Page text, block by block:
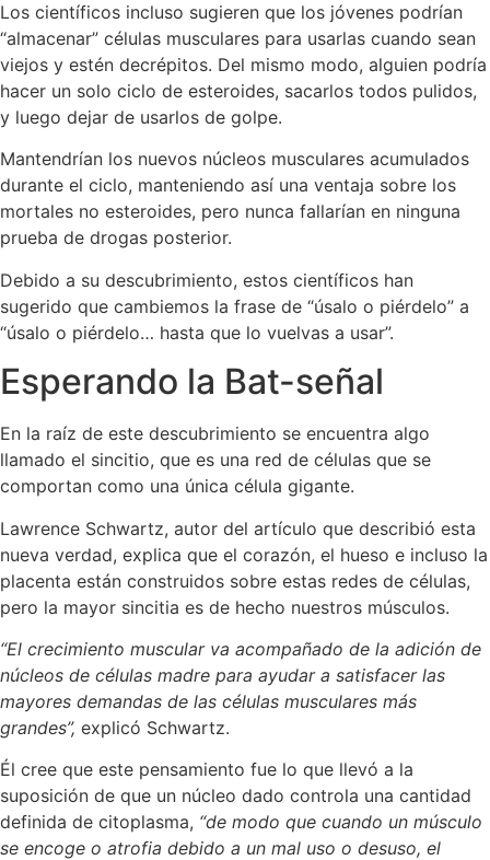
Los científicos incluso sugieren que los jóvenes podrían
“almacenar” células musculares para usarlas cuando sean
viejos y estén decrépitos. Del mismo modo, alguien podría
hacer un solo ciclo de esteroides, sacarlos todos pulidos,
y luego dejar de usarlos de golpe.
Mantendrían los nuevos núcleos musculares acumulados
durante el ciclo, manteniendo así una ventaja sobre los
mortales no esteroides, pero nunca fallarían en ninguna
prueba de drogas posterior.
Debido a su descubrimiento, estos científicos han
sugerido que cambiemos la frase de “úsalo o piérdelo” a
“úsalo o piérdelo… hasta que lo vuelvas a usar”.
Esperando la Bat-señal
En la raíz de este descubrimiento se encuentra algo
llamado el sincitio, que es una red de células que se
comportan como una única célula gigante.
Lawrence Schwartz, autor del artículo que describió esta
nueva verdad, explica que el corazón, el hueso e incluso la
placenta están construidos sobre estas redes de células,
pero la mayor sincitia es de hecho nuestros músculos.
“El crecimiento muscular va acompañado de la adición de
núcleos de células madre para ayudar a satisfacer las
mayores demandas de las células musculares más
grandes”, explicó Schwartz.
Él cree que este pensamiento fue lo que llevó a la
suposición de que un núcleo dado controla una cantidad
definida de citoplasma, “de modo que cuando un músculo
se encoge o atrofia debido a un mal uso o desuso, el